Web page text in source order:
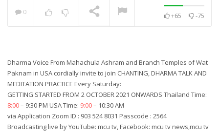
0 +65 -75
Dharma Voice From Mahachula Ashram and Branch Temples of Wat
Paknam in USA cordially invite to join CHANTING, DHARMA TALK AND
MEDITATION PRACTICE Every Saturday:
GETTING STARTED FROM 2 OCTOBER 2021 ONWARDS Thailand Time:
8:00– 9:30 PM USA Time: 9:00– 10:30 AM
via Application Zoom ID : 903 524 8031 Passcode : 2564
Broadcasting live by YouTube: mcu tv, Facebook: mcu tv news,mcu tv